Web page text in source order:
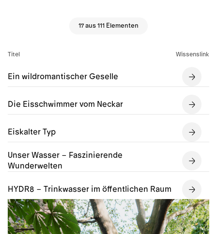
17 aus 111 Elementen
Titel Wissenslink
Ein wildromantischer Geselle
Die Eisschwimmer vom Neckar
Eiskalter Typ
Unser Wasser – Faszinierende
Wunderwelten
HYDR8 – Trinkwasser im öffentlichen Raum